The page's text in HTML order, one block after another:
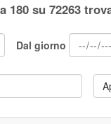
180 su 72263
Dal giorno